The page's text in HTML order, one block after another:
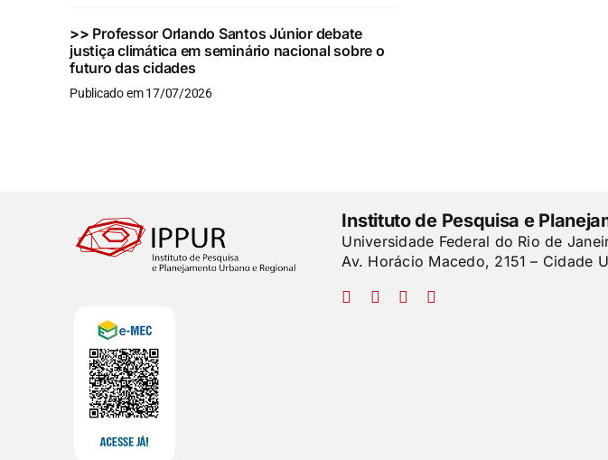
>> Professor Orlando Santos Júnior debate
justiça climática em seminário nacional sobre o
futuro das cidades
Publicado em 17/07/2026
Instituto de Pesquisa e
Universidade Federal do Rio de
Av. Horácio Macedo, 2151 – Cidade